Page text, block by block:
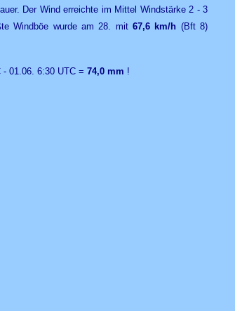
Der Wind erreichte im Mittel Windstärke 2 - 3
Windböe wurde am 28. mit 67,6 km/h (Bft 8)
- 01.06. 6:30 UTC = 74,0 mm !